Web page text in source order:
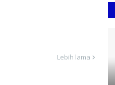
Lebih lama